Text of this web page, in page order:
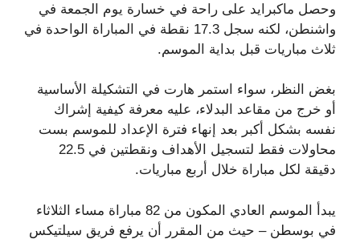
وحصل ماكبرايد على راحة في خسارة يوم الجمعة في
واشنطن، لكنه سجل 17.3 نقطة في المباراة الواحدة في
ثلاث مباريات قبل بداية الموسم.
بغض النظر، سواء استمر هارت في التشكيلة الأساسية
أو خرج من مقاعد البدلاء، عليه معرفة كيفية إشراك
نفسه بشكل أكبر بعد إنهاء فترة الإعداد للموسم بست
محاولات فقط لتسجيل الأهداف ونقطتين في 22.5
دقيقة لكل مباراة خلال أربع مباريات.
يبدأ الموسم العادي المكون من 82 مباراة مساء الثلاثاء
في بوسطن – حيث من المقرر أن يرفع فريق سيلتيكس